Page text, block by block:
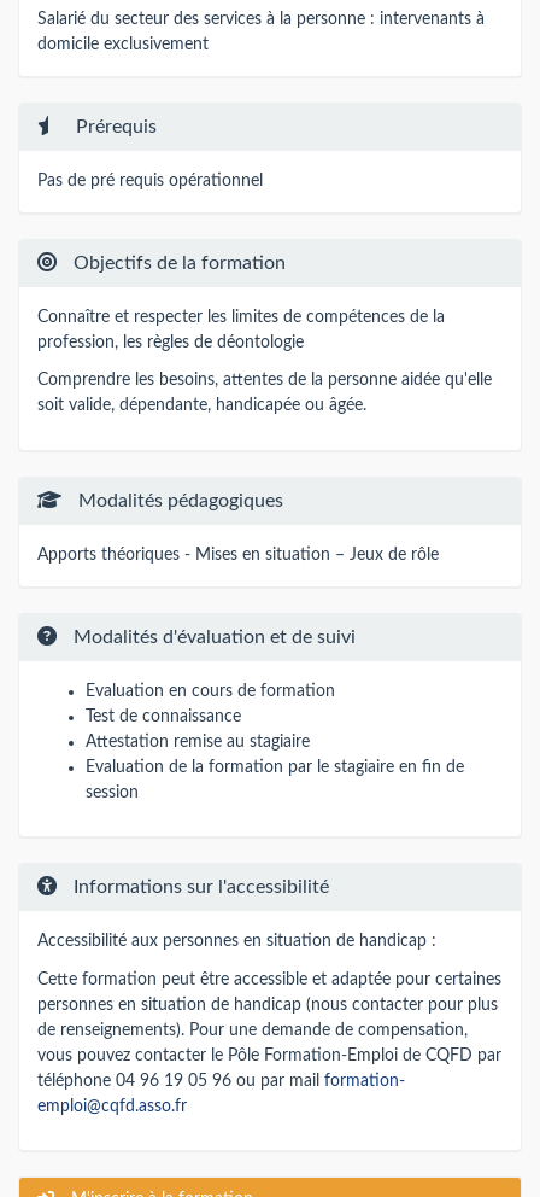
Salarié du secteur des services à la personne : intervenants à
domicile exclusivement
Prérequis
Pas de pré requis opérationnel
Objectifs de la formation
Connaître et respecter les limites de compétences de la
profession, les règles de déontologie
Comprendre les besoins, attentes de la personne aidée qu'elle
soit valide, dépendante, handicapée ou âgée.
Modalités pédagogiques
Apports théoriques - Mises en situation – Jeux de rôle
Modalités d'évaluation et de suivi
Evaluation en cours de formation
Test de connaissance
Attestation remise au stagiaire
Evaluation de la formation par le stagiaire en fin de
session
Informations sur l'accessibilité
Accessibilité aux personnes en situation de handicap :
Cette formation peut être accessible et adaptée pour certaines
personnes en situation de handicap (nous contacter pour plus
de renseignements). Pour une demande de compensation,
vous pouvez contacter le Pôle Formation-Emploi de CQFD par
téléphone 04 96 19 05 96 ou par mail formation-
emploi@cqfd.asso.fr